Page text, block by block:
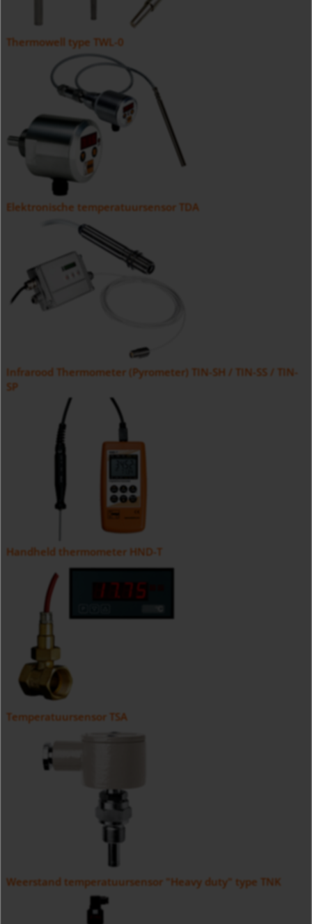
Thermowell type TWL-0
Elektronische temperatuursensor TDA
Infrarood Thermometer (Pyrometer) TIN-SH / TIN-SS / TIN-
SP
Handheld thermometer HND-T
Temperatuursensor TSA
Weerstand temperatuursensor "Heavy duty" type TNK